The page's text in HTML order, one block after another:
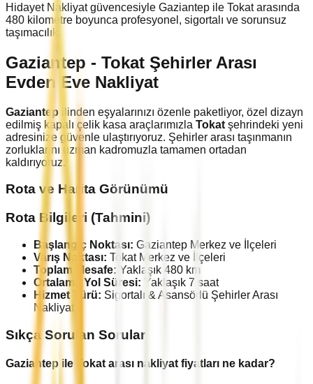
Hidayet Nakliyat güvencesiyle Gaziantep ile Tokatarasında
480 kilometre boyunca profesyonel, sigortalı ve sorunsuz
taşımacılık.
Gaziantep - Tokat Şehirler Arası
Evden Eve Nakliyat
Gaziantep ilinden eşyalarınızı özenle paketliyor, özel dizayn
edilmiş kapalı çelik kasa araçlarımızla Tokat şehrindeki yeni
adresinize güvenle ulaştırıyoruz. Şehirler arası taşınmanın
zorluklarını uzman kadromuzla tamamen ortadan
kaldırıyoruz.
Rota ve Harita Görünümü
Rota Bilgileri (Tahmini)
Başlangıç Noktası: Gaziantep Merkez ve İlçeleri
Varış Noktası: TokatMerkez ve İlçeleri
Toplam Mesafe: Yaklaşık 480 km
Ortalama Yol Süresi: Yaklaşık 7 saat
Hizmet Türü: Sigortalı & Asansörlü Şehirler Arası
Nakliyat
Sıkça Sorulan Sorular
Gaziantep ile Tokat arası nakliyat fiyatları ne kadar?